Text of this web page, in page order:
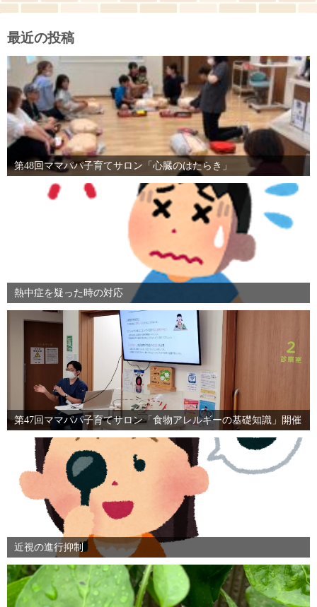
最近の投稿
第48回ママパパ子育てサロン「心臓のはたらき」
熱中症を疑った時の対応
第47回ママパパ子育てサロン「食物アレルギーの基礎知識」開催
近視の進行抑制